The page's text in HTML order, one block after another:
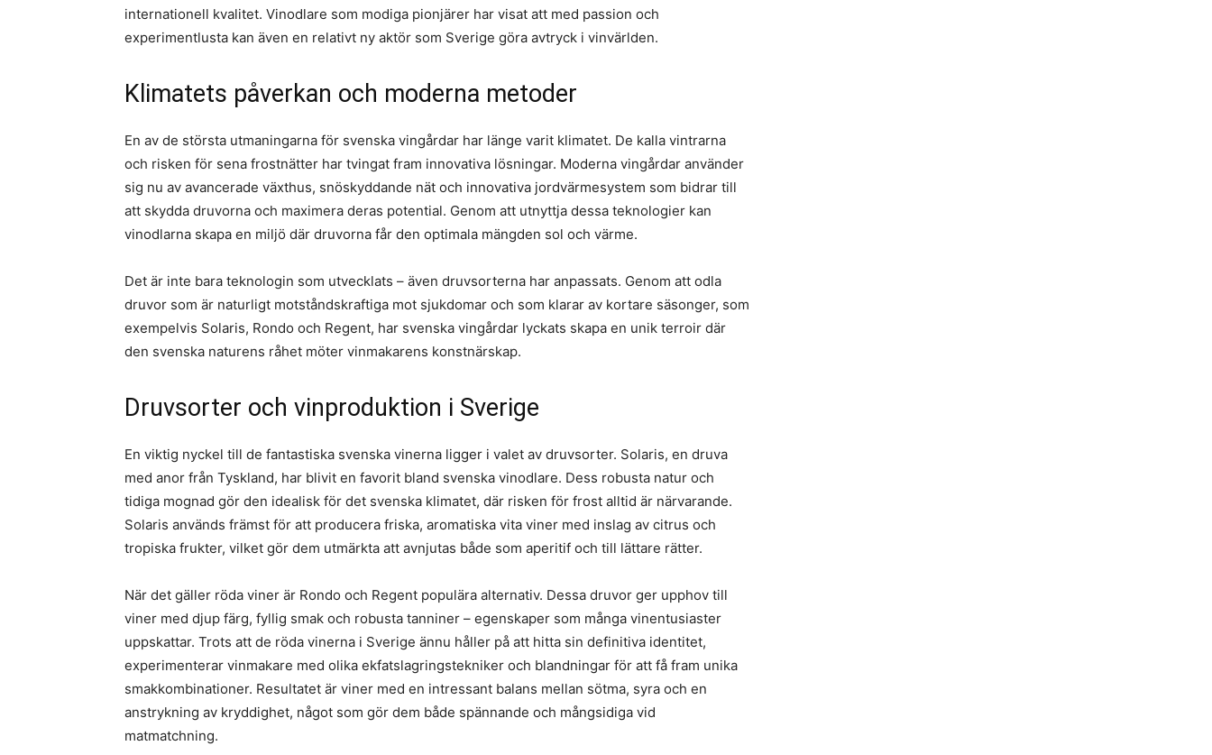
internationell kvalitet. Vinodlare som modiga pionjärer har visat att med passion och
experimentlusta kan även en relativt ny aktör som Sverige göra avtryck i vinvärlden.
Klimatets påverkan och moderna metoder
En av de största utmaningarna för svenska vingårdar har länge varit klimatet. De kalla vintrarna
och risken för sena frostnätter har tvingat fram innovativa lösningar. Moderna vingårdar använder
sig nu av avancerade växthus, snöskyddande nät och innovativa jordvärmesystem som bidrar till
att skydda druvorna och maximera deras potential. Genom att utnyttja dessa teknologier kan
vinodlarna skapa en miljö där druvorna får den optimala mängden sol och värme.
Det är inte bara teknologin som utvecklats – även druvsorterna har anpassats. Genom att odla
druvor som är naturligt motståndskraftiga mot sjukdomar och som klarar av kortare säsonger, som
exempelvis Solaris, Rondo och Regent, har svenska vingårdar lyckats skapa en unik terroir där
den svenska naturens råhet möter vinmakarens konstnärskap.
Druvsorter och vinproduktion i Sverige
En viktig nyckel till de fantastiska svenska vinerna ligger i valet av druvsorter. Solaris, en druva
med anor från Tyskland, har blivit en favorit bland svenska vinodlare. Dess robusta natur och
tidiga mognad gör den idealisk för det svenska klimatet, där risken för frost alltid är närvarande.
Solaris används främst för att producera friska, aromatiska vita viner med inslag av citrus och
tropiska frukter, vilket gör dem utmärkta att avnjutas både som aperitif och till lättare rätter.
När det gäller röda viner är Rondo och Regent populära alternativ. Dessa druvor ger upphov till
viner med djup färg, fyllig smak och robusta tanniner – egenskaper som många vinentusiaster
uppskattar. Trots att de röda vinerna i Sverige ännu håller på att hitta sin definitiva identitet,
experimenterar vinmakare med olika ekfatslagringstekniker och blandningar för att få fram unika
smakkombinationer. Resultatet är viner med en intressant balans mellan sötma, syra och en
anstrykning av kryddighet, något som gör dem både spännande och mångsidiga vid
matmatchning.